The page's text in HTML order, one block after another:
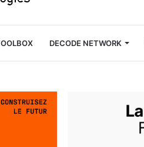
DECODE NETWORK